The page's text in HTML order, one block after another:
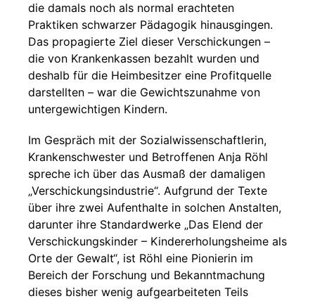
die damals noch als normal erachteten
Praktiken schwarzer Pädagogik hinausgingen.
Das propagierte Ziel dieser Verschickungen –
die von Krankenkassen bezahlt wurden und
deshalb für die Heimbesitzer eine Profitquelle
darstellten – war die Gewichtszunahme von
untergewichtigen Kindern.
Im Gespräch mit der Sozialwissenschaftlerin,
Krankenschwester und Betroffenen Anja Röhl
spreche ich über das Ausmaß der damaligen
„Verschickungsindustrie“. Aufgrund der Texte
über ihre zwei Aufenthalte in solchen Anstalten,
darunter ihre Standardwerke „Das Elend der
Verschickungskinder – Kindererholungsheime als
Orte der Gewalt“, ist Röhl eine Pionierin im
Bereich der Forschung und Bekanntmachung
dieses bisher wenig aufgearbeiteten Teils